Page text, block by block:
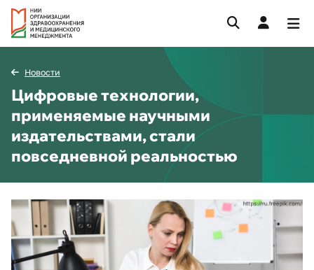
Новости
Цифровые технологии,
применяемые научными
издательствами, стали
повседневной реальностью